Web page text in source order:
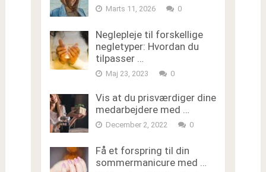
Marts 11, 2026 0
Neglepleje til forskellige
negletyper: Hvordan du
tilpasser …
Maj 23, 2023 0
Vis at du prisværdiger dine
medarbejdere med …
December 2, 2022 0
Få et forspring til din
sommermanicure med …